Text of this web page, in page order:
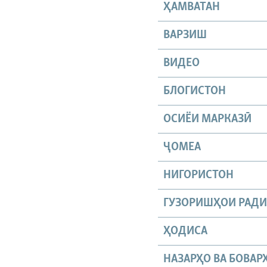
ҲАМВАТАН
ВАРЗИШ
ВИДЕО
БЛОГИСТОН
ОСИЁИ МАРКАЗӢ
ҶОМEА
НИГОРИСТОН
ГУЗОРИШҲОИ
ҲОДИСА
НАЗАРҲО ВА